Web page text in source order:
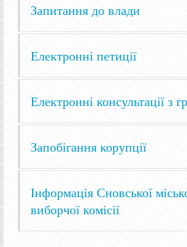
Запитання до влади
Електронні петиції
Електронні консультації з
Запобігання корупції
Інформація Сновської
виборчої комісії